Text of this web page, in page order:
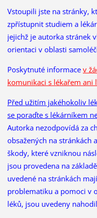
Vstoupili jste na stránky,
zpřístupnit studiem a
jejichž je autorka stránek
orientaci v oblasti
Poskytnuté informace v
komunikaci s lékařem ani
Před užitím jakéhokoliv
se poraďte s lékárníkem
Autorka nezodpovídá za
obsažených na stránkách
škody, které vzniknou
jsou provedena na
uvedené na stránkách
problematiku a pomoci v
léků, jsou uvedeny